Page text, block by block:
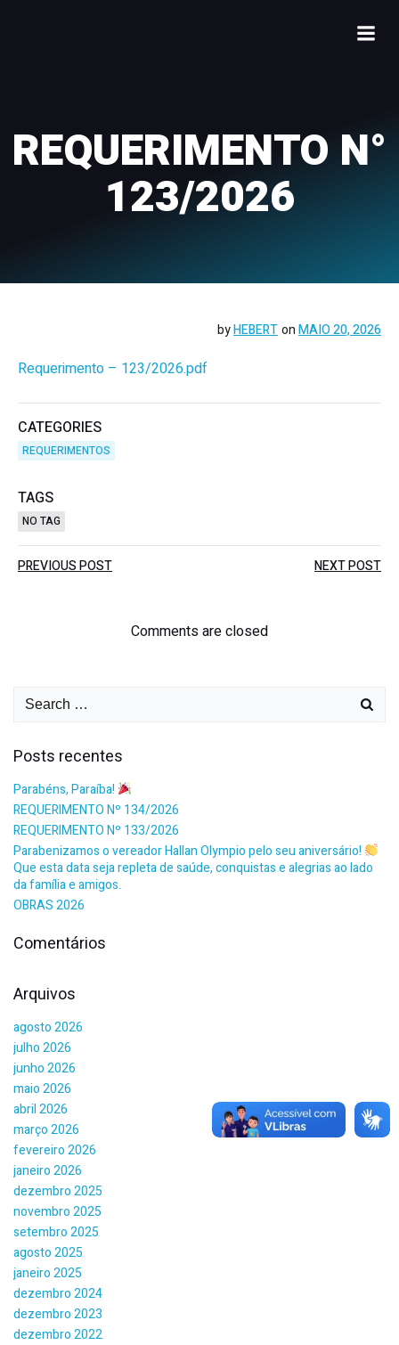
REQUERIMENTO N°
123/2026
byHEBERTonMAIO 20, 2026
Requerimento – 123/2026.pdf
CATEGORIES
REQUERIMENTOS
TAGS
NO TAG
PREVIOUS POST NEXT POST
Comments are closed
Posts recentes
Parabéns, Paraíba!
REQUERIMENTO Nº 134/2026
REQUERIMENTO Nº 133/2026
Parabenizamos o vereador Hallan Olympio pelo seu aniversário!
Que esta data seja repleta de saúde, conquistas e alegrias ao lado
da família e amigos.
OBRAS 2026
Comentários
Arquivos
agosto 2026
julho 2026
junho 2026
maio 2026
abril 2026
março 2026
fevereiro 2026
janeiro 2026
dezembro 2025
novembro 2025
setembro 2025
agosto 2025
janeiro 2025
dezembro 2024
dezembro 2023
dezembro 2022